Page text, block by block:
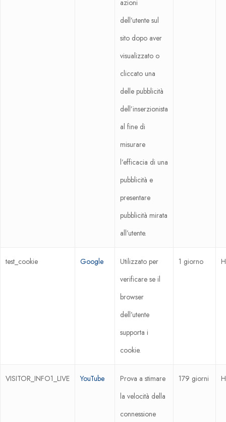
azioni
dell’utente sul
sito dopo aver
visualizzato o
cliccato una
delle pubblicità
dell’inserzionista
al fine di
misurare
l’efficacia di una
pubblicità e
presentare
pubblicità mirata
all’utente.
test_cookie Google
Utilizzato per
verificare se il
browser
dell’utente
supporta i
cookie.
1 giorno
VISITOR_INFO1_LIVE YouTube
Prova a stimare
la velocità della
connessione
179 giorni